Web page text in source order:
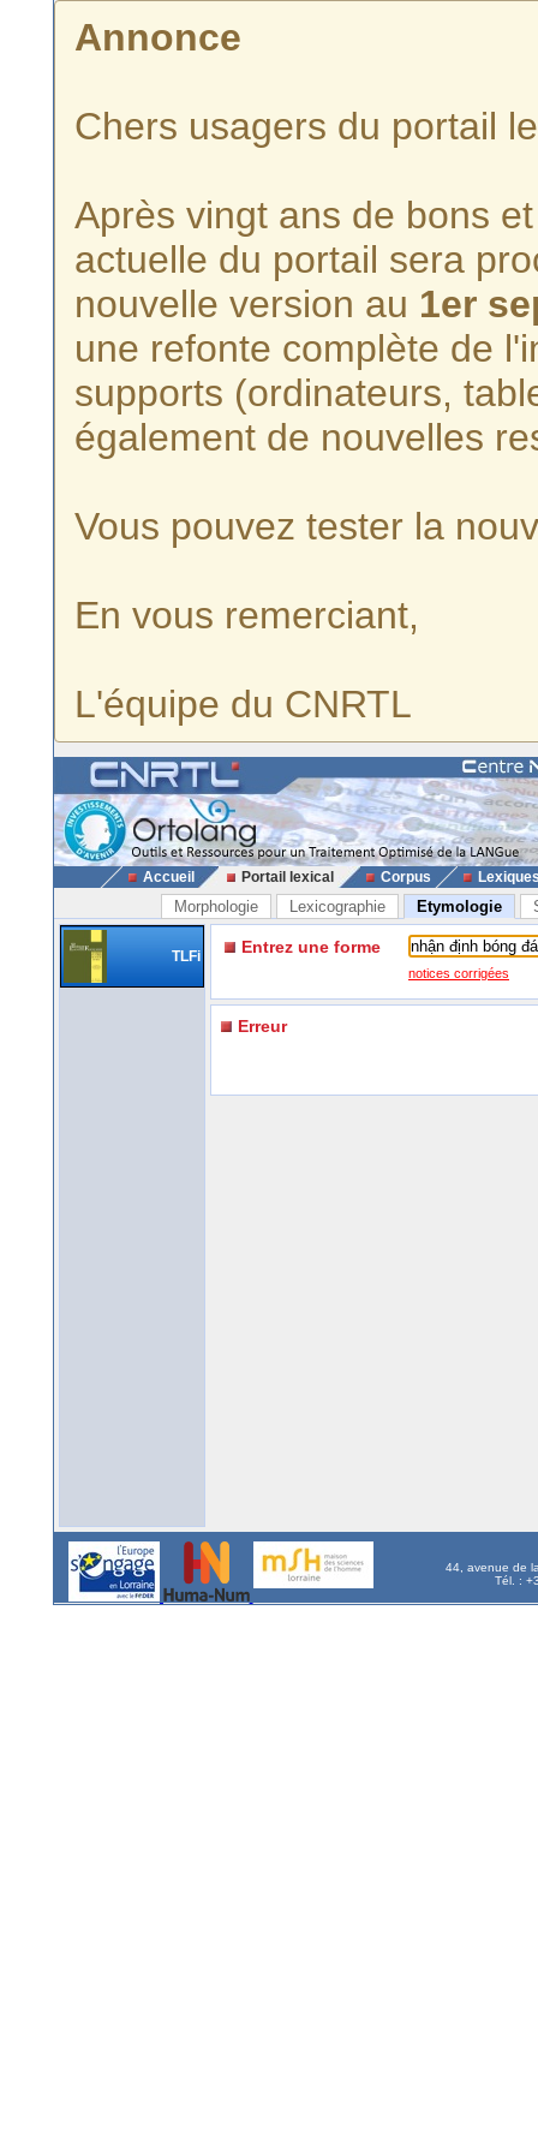
Annonce
Chers usagers du portail
Après vingt ans de bons
actuelle du portail sera
nouvelle version au 1er
une refonte complète de
supports (ordinateurs,
également de nouvelles
Vous pouvez tester la
En vous remerciant,
L'équipe du CNRTL
Accueil Portail lexical Corpus
Morphologie Lexicographie Etymologie
TLFi Entrez une forme
notices corrigées
Erreur
44, avenue de
Tél. :